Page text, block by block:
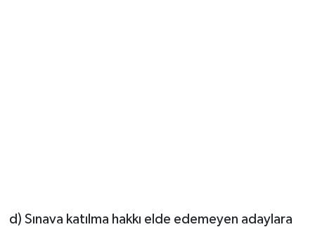
d) Sınava katılma hakkı elde edemeyen adaylara